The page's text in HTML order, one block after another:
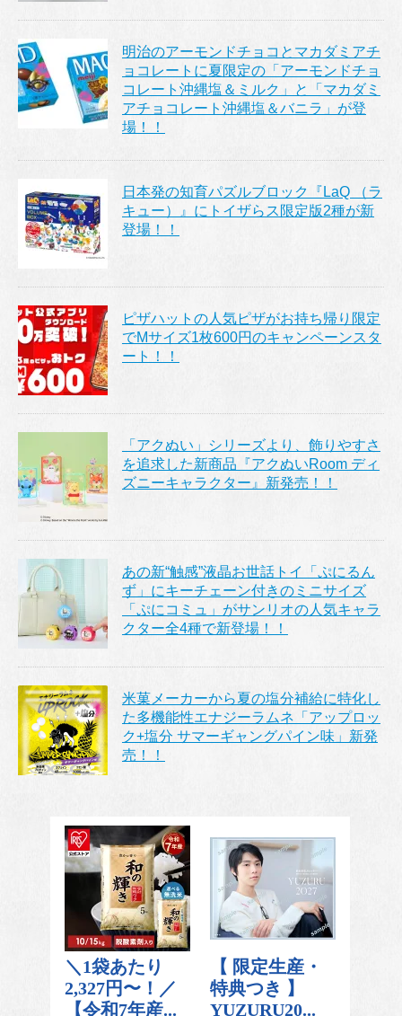
明治のアーモンドチョコとマカダミアチ
ョコレートに夏限定の「アーモンドチョ
コレート沖縄塩＆ミルク」と「マカダミ
アチョコレート沖縄塩＆バニラ」が登
場！！
日本発の知育パズルブロック『LaQ （ラ
キュー）』にトイザらス限定版2種が新
登場！！
ピザハットの人気ピザがお持ち帰り限定
でMサイズ1枚600円のキャンペーンスタ
ート！！
「アクぬい」シリーズより、飾りやすさ
を追求した新商品『アクぬいRoom ディ
ズニーキャラクター』新発売！！
あの新“触感”液晶お世話トイ「ぷにるん
ず」にキーチェーン付きのミニサイズ
「ぷにコミュ」がサンリオの人気キャラ
クター全4種で新登場！！
米菓メーカーから夏の塩分補給に特化し
た多機能性エナジーラムネ「アップロッ
ク+塩分 サマーギャングパイン味」新発
売！！